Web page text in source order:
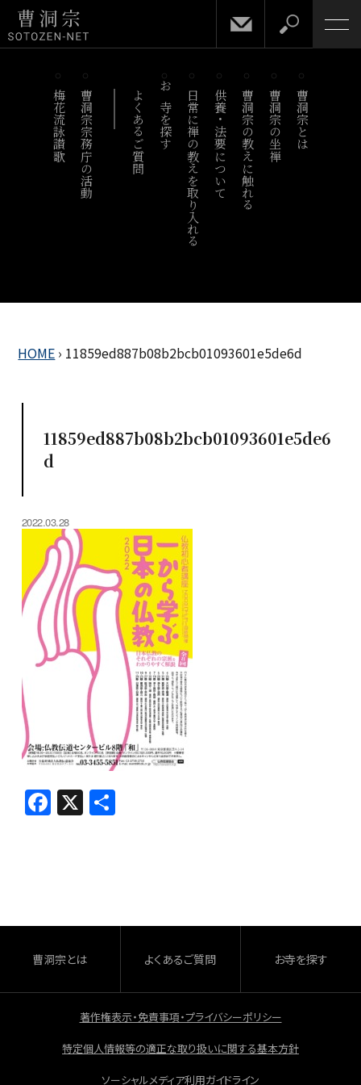
梅花流詠讃歌 曹洞宗宗務庁の活動 よくあるご質問 お寺を探す 日常に禅の教えを取り入れる供養・法要について曹洞宗の教えに触れる 曹洞宗の坐禅 曹洞宗とは
HOME › 11859ed887b08b2bcb01093601e5de6d
11859ed887b08b2bcb01093601e5de6
d
2022.03.28
F
a
o
o
k
X 共
曹洞宗とは よくあるご質問 お寺を探す
著作権表示・免責事項・プライバシーポリシー
特定個人情報等の適正な取り扱いに関する基本方針
ソーシャルメディア利用ガイドライン